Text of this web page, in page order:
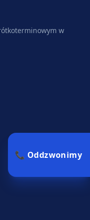
w
📞 Oddzwonimy